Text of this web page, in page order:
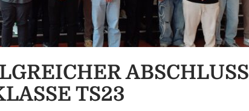
ABSCHLUSS
TS23